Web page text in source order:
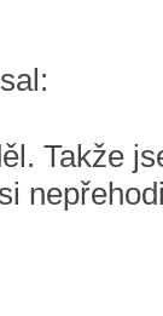
Takže